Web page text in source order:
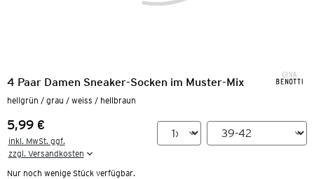
4 Paar Damen Sneaker-Socken im Muster-Mix
hellgrün / grau / weiss / hellbraun
Preis:
5,99 €
inkl. MwSt. ggf.
zzgl. Versandkosten
Nur noch wenige Stück verfügbar.